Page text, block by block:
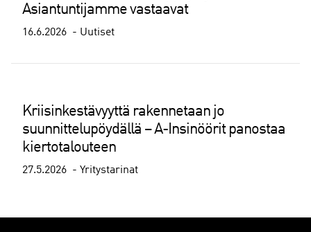
Asiantuntijamme vastaavat
16.6.2026 Uutiset
Kriisinkestävyyttä rakennetaan jo
suunnittelupöydällä – A-Insinöörit panostaa
kiertotalouteen
27.5.2026 Yritystarinat